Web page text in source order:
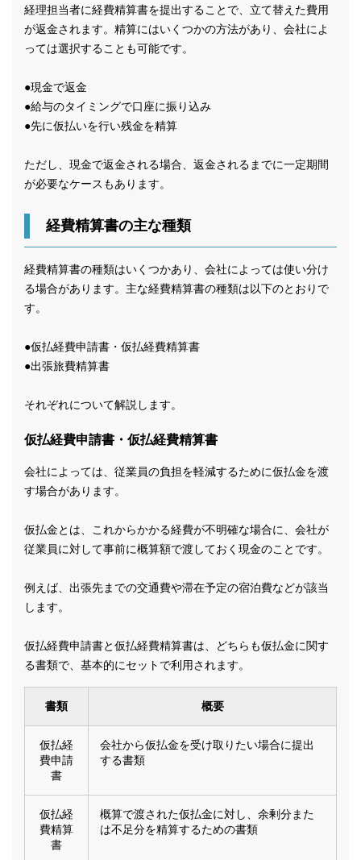
経理担当者に経費精算書を提出することで、立て替えた費用
が返金されます。精算にはいくつかの方法があり、会社によ
っては選択することも可能です。
●現金で返金
●給与のタイミングで口座に振り込み
●先に仮払いを行い残金を精算
ただし、現金で返金される場合、返金されるまでに一定期間
が必要なケースもあります。
経費精算書の主な種類
経費精算書の種類はいくつかあり、会社によっては使い分け
る場合があります。主な経費精算書の種類は以下のとおりで
す。
●仮払経費申請書・仮払経費精算書
●出張旅費精算書
それぞれについて解説します。
仮払経費申請書・仮払経費精算書
会社によっては、従業員の負担を軽減するために仮払金を渡
す場合があります。
仮払金とは、これからかかる経費が不明確な場合に、会社が
従業員に対して事前に概算額で渡しておく現金のことです。
例えば、出張先までの交通費や滞在予定の宿泊費などが該当
します。
仮払経費申請書と仮払経費精算書は、どちらも仮払金に関す
る書類で、基本的にセットで利用されます。
書類 概要
仮払経
費申請
書
会社から仮払金を受け取りたい場合に提出
する書類
仮払経
費精算
書
概算で渡された仮払金に対し、余剰分また
は不足分を精算するための書類